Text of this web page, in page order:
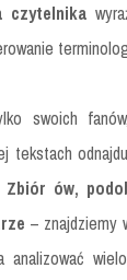
czytelnika
swoich
tekstach
Zbiór ów,
– znajdziemy